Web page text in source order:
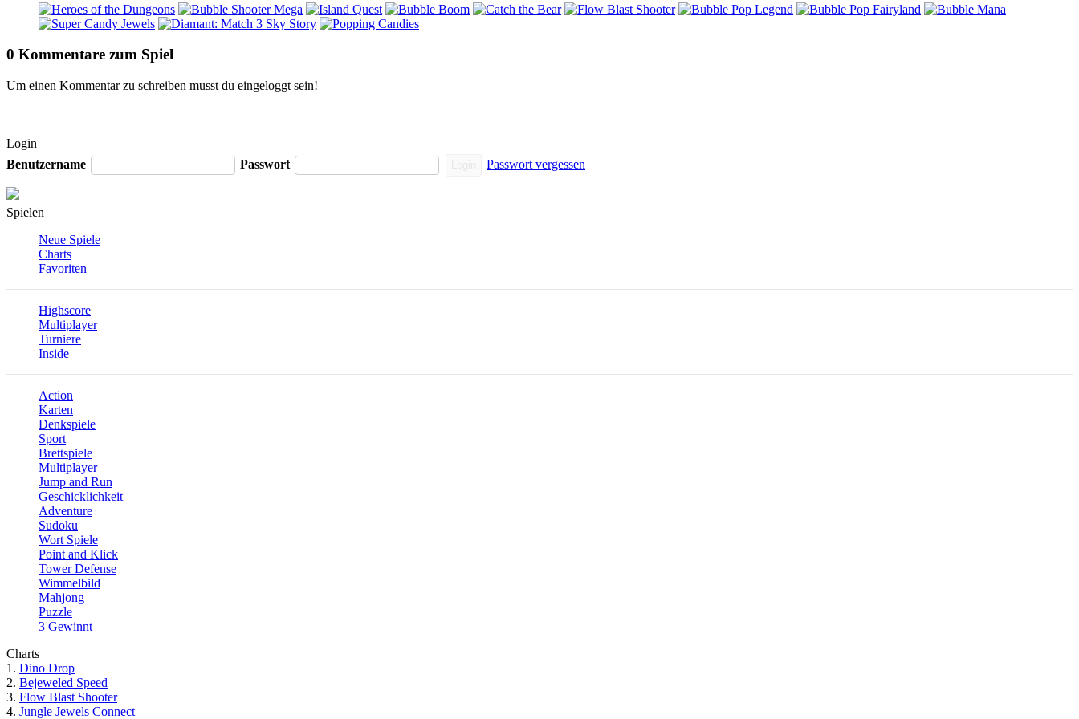
0 Kommentare zum Spiel
Um einen Kommentar zu schreiben musst du eingeloggt sein!
Login
Benutzername
Passwort Passwort vergessen
Spielen
Neue Spiele
Charts
Favoriten
Highscore
Multiplayer
Turniere
Inside
Action
Karten
Denkspiele
Sport
Brettspiele
Multiplayer
Jump and Run
Geschicklichkeit
Adventure
Sudoku
Wort Spiele
Point and Klick
Tower Defense
Wimmelbild
Mahjong
Puzzle
3 Gewinnt
Charts
1. Dino Drop
2. Bejeweled Speed
3. Flow Blast Shooter
4. Jungle Jewels Connect